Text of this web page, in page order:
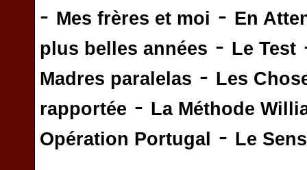
- Mes frères et moi - En
plus belles années - Le Test
Madres paralelas - Les
rapportée - La Méthode
Opération Portugal
- Le